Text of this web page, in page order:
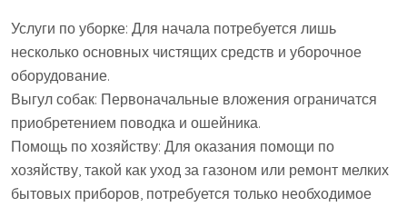
Услуги по уборке: Для начала потребуется лишь
несколько основных чистящих средств и уборочное
оборудование.
Выгул собак: Первоначальные вложения ограничатся
приобретением поводка и ошейника.
Помощь по хозяйству: Для оказания помощи по
хозяйству, такой как уход за газоном или ремонт мелких
бытовых приборов, потребуется только необходимое